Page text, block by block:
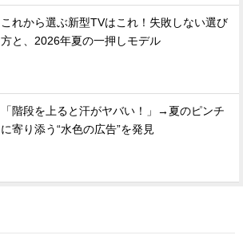
これから選ぶ新型TVはこれ！失敗しない選び
方と、2026年夏の一押しモデル
「階段を上ると汗がヤバい！」→夏のピンチ
に寄り添う“水色の広告”を発見